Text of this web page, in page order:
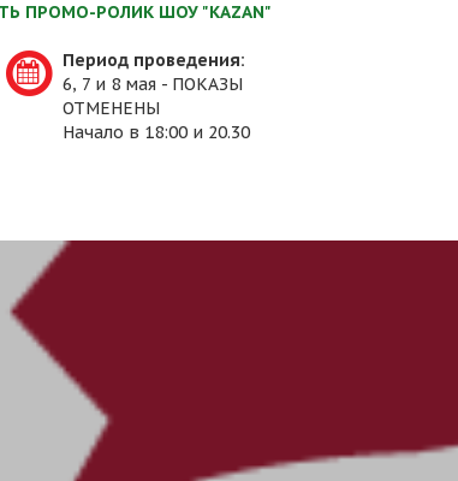
ПРОМО-РОЛИК ШОУ "KAZAN"
Период проведения:
6, 7 и 8 мая - ПОКАЗЫ
ОТМЕНЕНЫ
Начало в 18:00 и 20.30